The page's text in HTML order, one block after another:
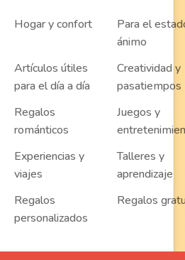
Hogar y confort
Para el
ánimo
Artículos útiles
para el día a día
Creatividad y
pasatiempos
Regalos
románticos
Juegos y
Experiencias y
viajes
Talleres y
aprendizaje
Regalos
personalizados
Regalos